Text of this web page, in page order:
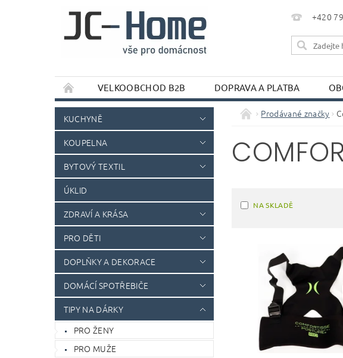
+420
VELKOOBCHOD B2B DOPRAVA A PLATBA
KUCHYNĚ
KOUPELNA
BYTOVÝ TEXTIL
ÚKLID
ZDRAVÍ A KRÁSA
PRO DĚTI
DOPLŇKY A DEKORACE
DOMÁCÍ SPOTŘEBIČE
TIPY NA DÁRKY
PRO ŽENY
PRO MUŽE
Prodávané značky
NA SKLADĚ